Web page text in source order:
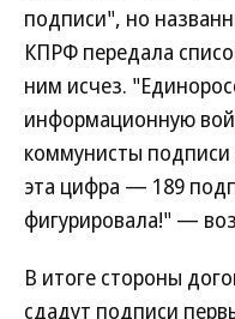
подписи", но
КПРФ передала
ним исчез.
информационную
коммунисты подписи
эта цифра — 189
фигурировала!" —
В итоге стороны
сдадут подписи